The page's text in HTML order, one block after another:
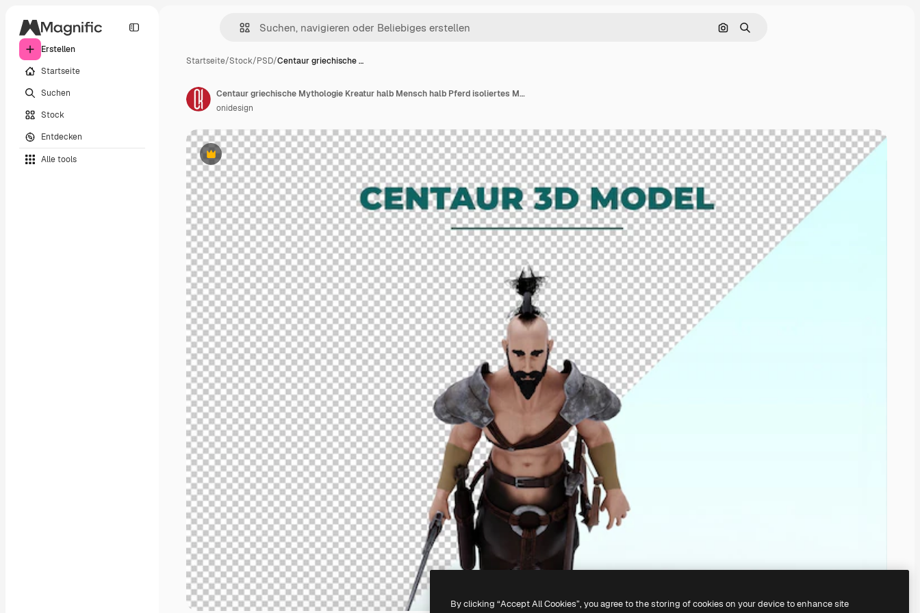
Erstellen
Startseite
Suchen
Stock
Entdecken
Alle tools
Nach Bild suchen
Suchen
Startseite/Stock/PSD/Centaur griechische …
Premium
Centaur griechische Mythologie Kreatur halb Mensch halb Pferd isoliertes Modell
onidesign
By clicking “Accept All Cookies”, you agree to the storing of cookies on your device to enhance site